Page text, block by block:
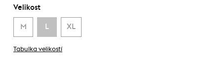
Velikost
M L XL
Tabulka velikostí